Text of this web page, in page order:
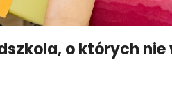
o których nie